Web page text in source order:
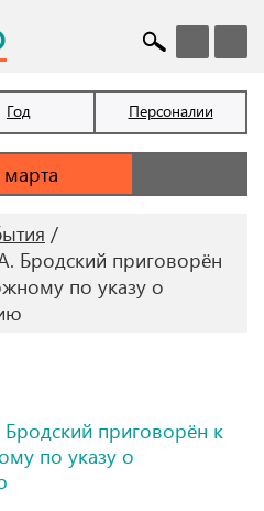
Год Персоналии
Бродский приговорён
по указу о
приговорён к
по указу о